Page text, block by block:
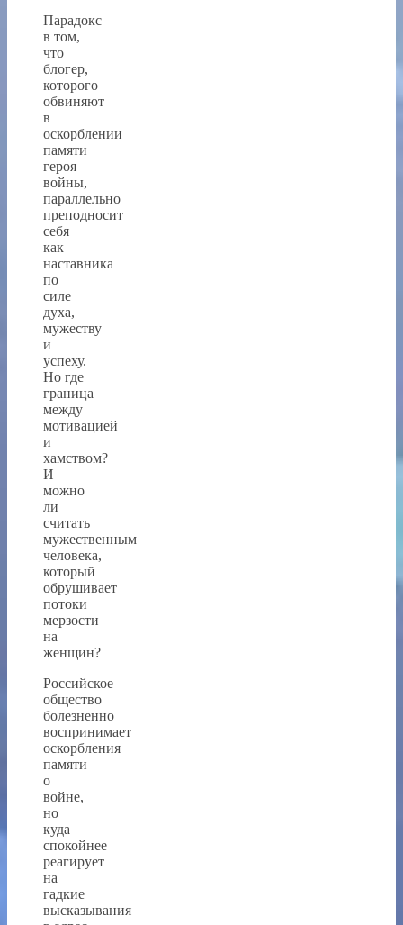
Парадокс
в том,
что
блогер,
которого
обвиняют
в
оскорблении
памяти
героя
войны,
параллельно
преподносит
себя
как
наставника
по
силе
духа,
мужеству
и
успеху.
Но где
граница
между
мотивацией
и
хамством?
И
можно
ли
считать
мужественным
человека,
который
обрушивает
потоки
мерзости
на
женщин?
Российское
общество
болезненно
воспринимает
оскорбления
памяти
о
войне,
но
куда
спокойнее
реагирует
на
гадкие
высказывания